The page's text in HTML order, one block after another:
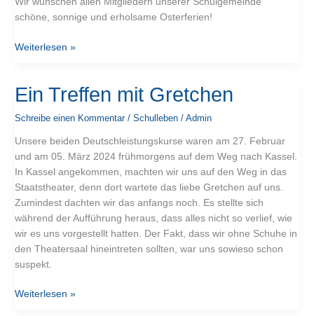
schöne, sonnige und erholsame Osterferien!
Weiterlesen »
Ein Treffen mit Gretchen
Schreibe einen Kommentar /Schulleben /Admin
Unsere beiden Deutschleistungskurse waren am 27. Februar
und am 05. März 2024 frühmorgens auf dem Weg nach Kassel.
In Kassel angekommen, machten wir uns auf den Weg in das
Staatstheater, denn dort wartete das liebe Gretchen auf uns.
Zumindest dachten wir das anfangs noch. Es stellte sich
während der Aufführung heraus, dass alles nicht so verlief, wie
wir es uns vorgestellt hatten. Der Fakt, dass wir ohne Schuhe in
den Theatersaal hineintreten sollten, war uns sowieso schon
suspekt.
Ein
Treffen
mit
Gretchen
Weiterlesen »